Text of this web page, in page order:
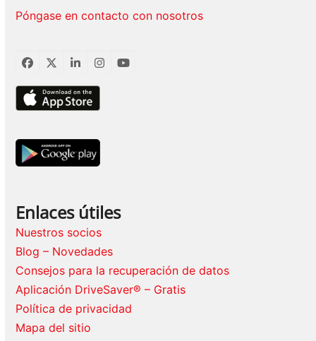
Póngase en contacto con nosotros
Facebook
TwitterLinkedInInstagram
YouTube
Enlaces útiles
Nuestros socios
Blog – Novedades
Consejos para la recuperación de datos
Aplicación DriveSaver® – Gratis
Política de privacidad
Mapa del sitio